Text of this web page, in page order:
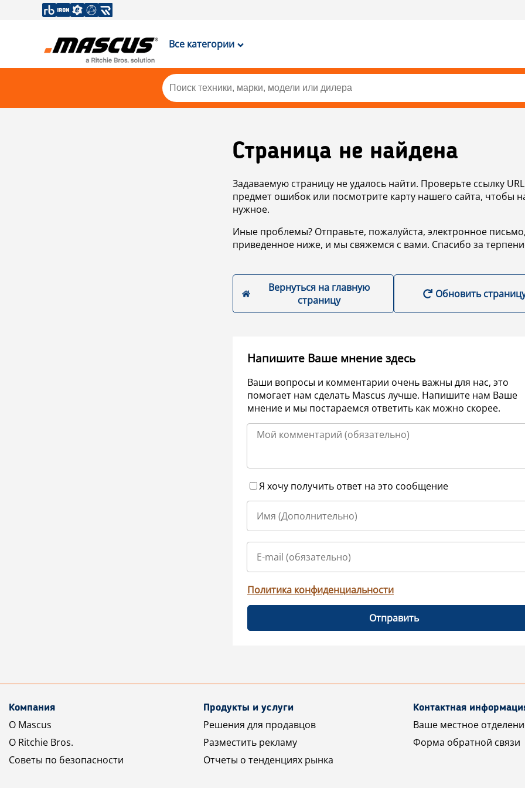
Все категории
Страница не найдена
Задаваемую страницу не удалось найти. Проверьте ссылку
предмет ошибок или посмотрите карту нашего сайта, чтобы
нужное.
Иные проблемы? Отправьте, пожалуйста, электронное
приведенное ниже, и мы свяжемся с вами. Спасибо за
Вернуться на главную
страницу
Обновить
Напишите Ваше мнение здесь
Ваши вопросы и комментарии очень важны для нас, это
помогает нам сделать Mascus лучше. Напишите нам Ваше
мнение и мы постараемся ответить как можно скорее.
Я хочу получить ответ на это сообщение
Политика конфиденциальности
Отправить
Компания
О Mascus
О Ritchie Bros.
Советы по безопасности
Продукты и услуги
Решения для продавцов
Разместить рекламу
Отчеты о тенденциях рынка
Контактная
Ваше местное
Форма обратной связи